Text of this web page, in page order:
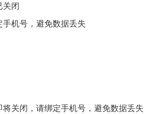
关闭
机号，避免数据丢失
关闭，请绑定手机号，避免数据丢失